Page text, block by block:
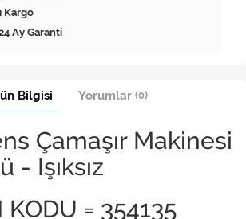
Kargo
Ay Garanti
Bilgisi Yorumlar (0)
Çamaşır Makinesi
- Işıksız
KODU = 354135